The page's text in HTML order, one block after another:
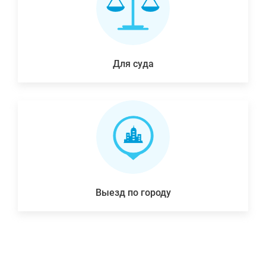
Для суда
Выезд по городу